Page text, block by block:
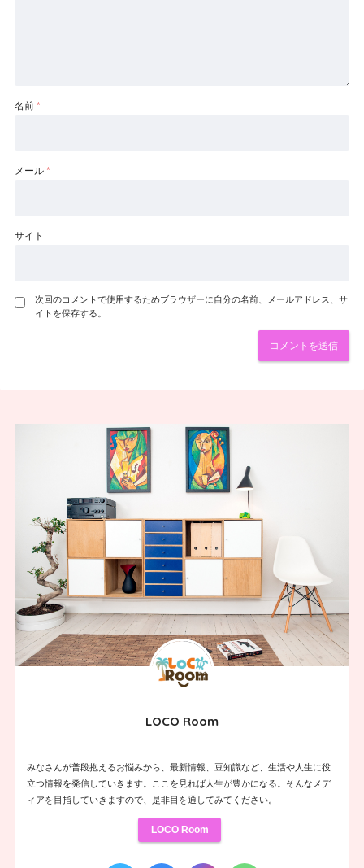
名前 *
メール *
サイト
次回のコメントで使用するためブラウザーに自分の名前、メールアドレス、サ
イトを保存する。
LOCO Room
みなさんが普段抱えるお悩みから、最新情報、豆知識など、生活や人生に役
立つ情報を発信していきます。ここを見れば人生が豊かになる。そんなメデ
ィアを目指していきますので、是非目を通してみてください。
LOCO Room